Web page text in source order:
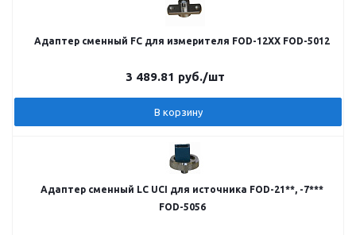
Адаптер сменный FC для измерителя FOD-12ХХ FOD-5012
3 489.81 руб./шт
В корзину
Адаптер сменный LC UCI для источника FOD-21**, -7***
FOD-5056